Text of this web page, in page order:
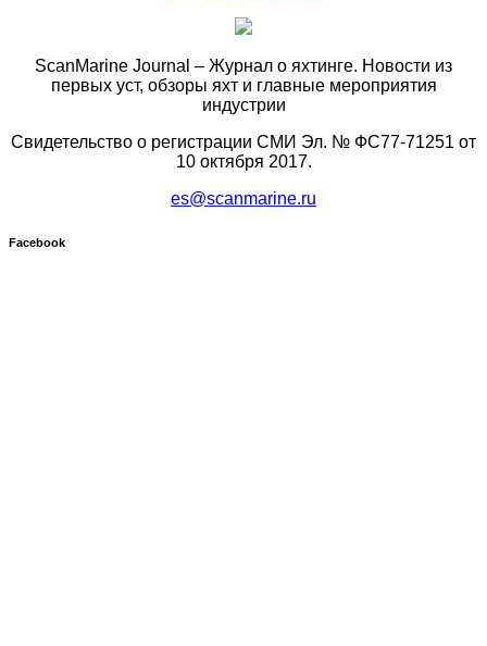
ScanMarine Journal – Журнал о яхтинге. Новости из
первых уст, обзоры яхт и главные мероприятия
индустрии
Свидетельство о регистрации СМИ Эл. № ФС77-71251 от
10 октября 2017.
es@scanmarine.ru
Facebook